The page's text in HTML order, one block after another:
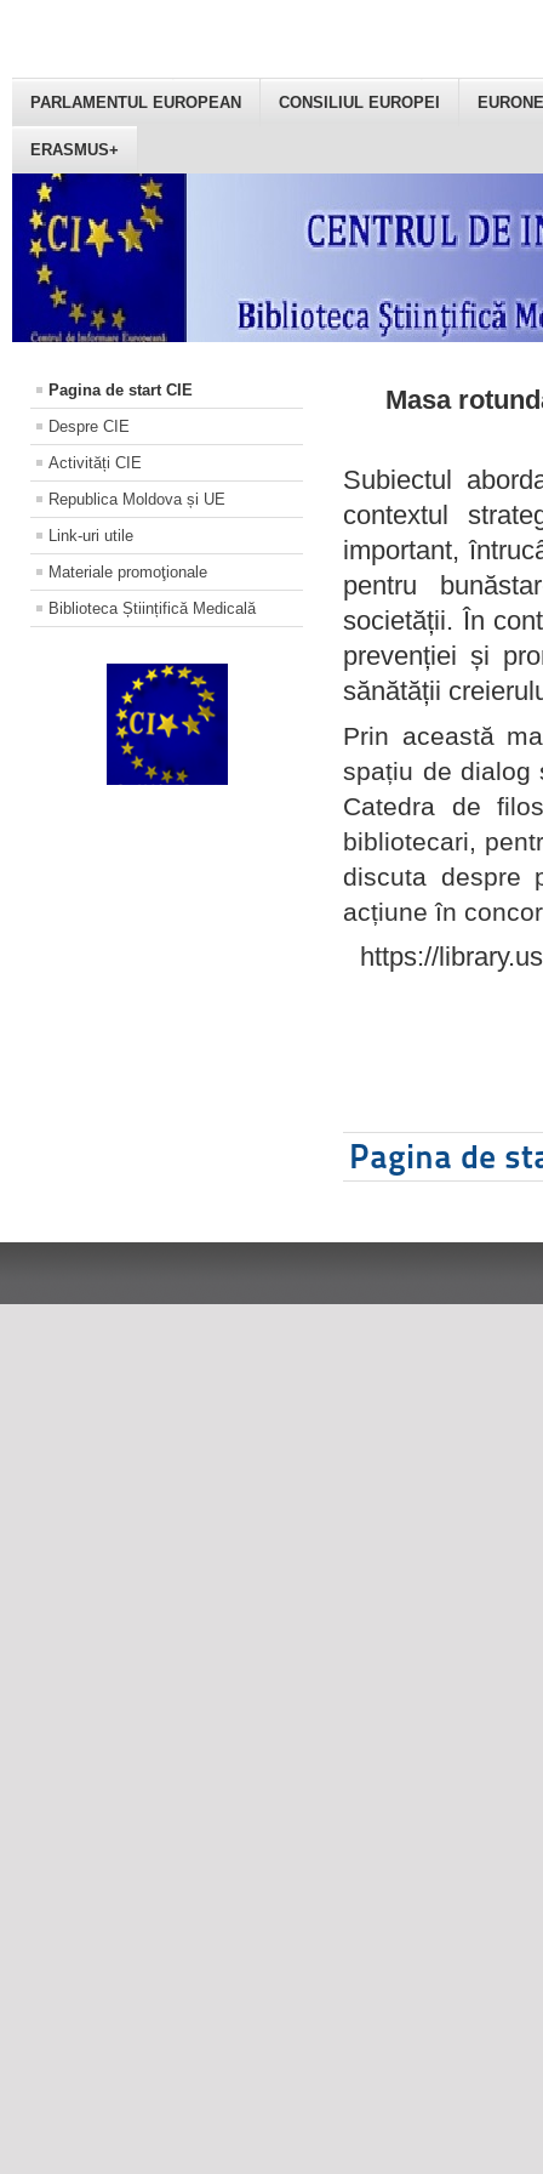
PARLAMENTUL EUROPEAN CONSILIUL EUROPEI
ERASMUS+
Pagina de start CIE
Despre CIE
Activități CIE
Republica Moldova și UE
Link-uri utile
Materiale promoţionale
Biblioteca Științifică Medicală
Masa
Subiectul
contextul
important,
pentru
societății. În
prevenției și
sănătății
Prin această
spațiu de dialog
Catedra de
bibliotecari,
discuta despre
acțiune în
https://
Pagina de